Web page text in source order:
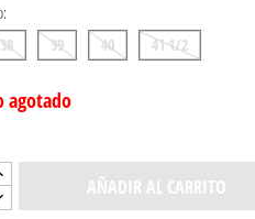
38 39 40 41 1/2
agotado
AÑADIR AL CARRITO